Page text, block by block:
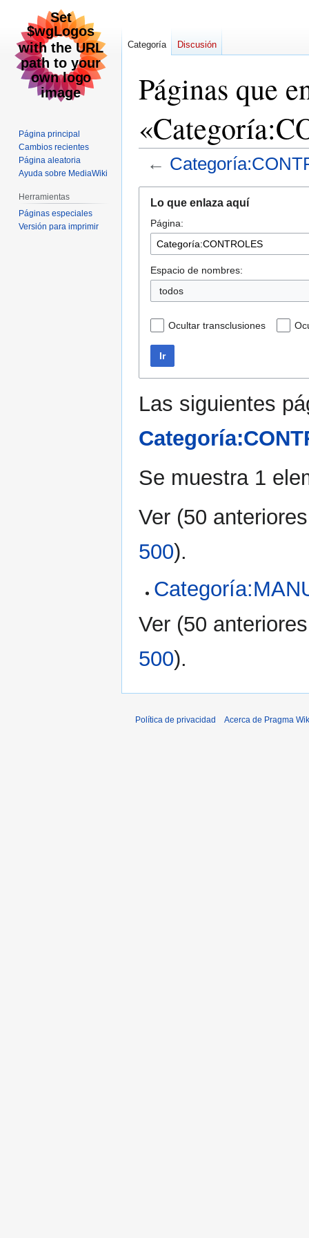
Páginas que
←
navegación
búsqueda
Lo que enlaza aquí
Página:
Espacio de nombres:
todos
Ocultar transclusiones
Ir
Las siguientes
Se muestra 1
Ver (50 anteriores
500).
Ver (50 anteriores
500).
Categoría Discusión
Página principal
Cambios recientes
Página aleatoria
Ayuda sobre MediaWiki
Herramientas
Páginas especiales
Versión para imprimir
Política de privacidad Acerca de Pragma